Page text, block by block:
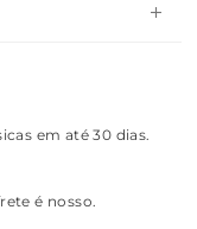
em até 30 dias.
é nosso.